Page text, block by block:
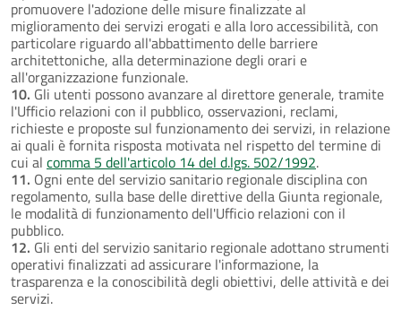
promuovere l'adozione delle misure finalizzate al
miglioramento dei servizi erogati e alla loro accessibilità, con
particolare riguardo all'abbattimento delle barriere
architettoniche, alla determinazione degli orari e
all'organizzazione funzionale.
10. Gli utenti possono avanzare al direttore generale, tramite
l'Ufficio relazioni con il pubblico, osservazioni, reclami,
richieste e proposte sul funzionamento dei servizi, in relazione
ai quali è fornita risposta motivata nel rispetto del termine di
cui al comma 5 dell'articolo 14 del d.lgs. 502/1992.
11. Ogni ente del servizio sanitario regionale disciplina con
regolamento, sulla base delle direttive della Giunta regionale,
le modalità di funzionamento dell'Ufficio relazioni con il
pubblico.
12. Gli enti del servizio sanitario regionale adottano strumenti
operativi finalizzati ad assicurare l'informazione, la
trasparenza e la conoscibilità degli obiettivi, delle attività e dei
servizi.